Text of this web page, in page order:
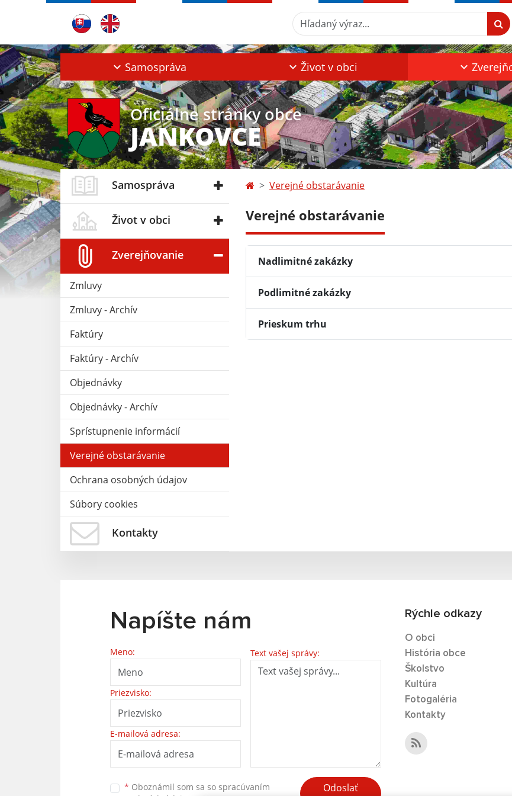
Hľadaný výraz...
Samospráva Život v obci
Oficiálne stránky obce
JANKOVCE
Samospráva
Život v obci
Zverejňovanie
Zmluvy
Zmluvy - Archív
Faktúry
Faktúry - Archív
Objednávky
Objednávky - Archív
Sprístupnenie informácií
Verejné obstarávanie
Ochrana osobných údajov
Súbory cookies
Kontakty
Verejné obstarávanie
Verejné obstarávanie
Nadlimitné zakázky
Podlimitné zakázky
Prieskum trhu
Napíšte nám
Meno:
Priezvisko:
E-mailová adresa:
Text vašej správy:
* Oboznámil som sa so spracúvaním
Odoslať
Rýchle odkazy
O obci
História obce
Školstvo
Kultúra
Fotogaléria
Kontakty